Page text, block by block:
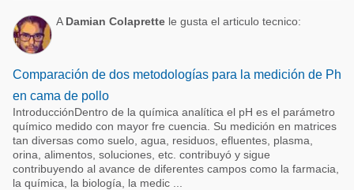
A Damian Colaprette le gusta el articulo tecnico:
Comparación de dos metodologías para la medición de Ph
en cama de pollo
IntroducciónDentro de la química analítica el pH es el parámetro
químico medido con mayor fre cuencia. Su medición en matrices
tan diversas como suelo, agua, residuos, efluentes, plasma,
orina, alimentos, soluciones, etc. contribuyó y sigue
contribuyendo al avance de diferentes campos como la farmacia,
la química, la biología, la medic ...